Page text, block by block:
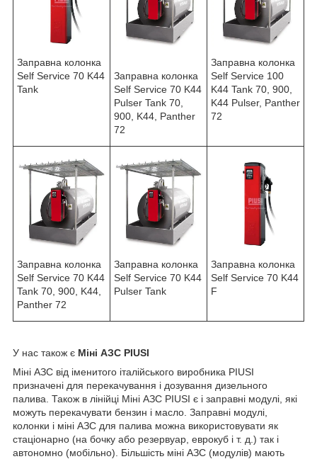
Заправна колонка
Self Service 70 K44
Tank
Заправна колонка
Self Service 70 K44
Pulser Tank 70,
900, K44, Panther
72
Заправна колонка
Self Service 100
K44 Tank 70, 900,
K44 Pulser, Panther
72
Заправна колонка
Self Service 70 K44
Tank 70, 900, K44,
Panther 72
Заправна колонка
Self Service 70 K44
Pulser Tank
Заправна колонка
Self Service 70 K44
F
У нас також є Міні АЗС PIUSI
Міні АЗС від іменитого італійського виробника PIUSI
призначені для перекачування і дозування дизельного
палива. Також в лінійці Міні АЗС PIUSI є і заправні модулі, які
можуть перекачувати бензин і масло. Заправні модулі,
колонки і міні АЗС для палива можна використовувати як
стаціонарно (на бочку або резервуар, еврокуб і т. д.) так і
автономно (мобільно). Більшість міні АЗС (модулів) мають